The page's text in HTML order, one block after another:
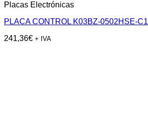
Placas Electrónicas
PLACA CONTROL K03BZ-0502HSE-C1
241,36€ + IVA